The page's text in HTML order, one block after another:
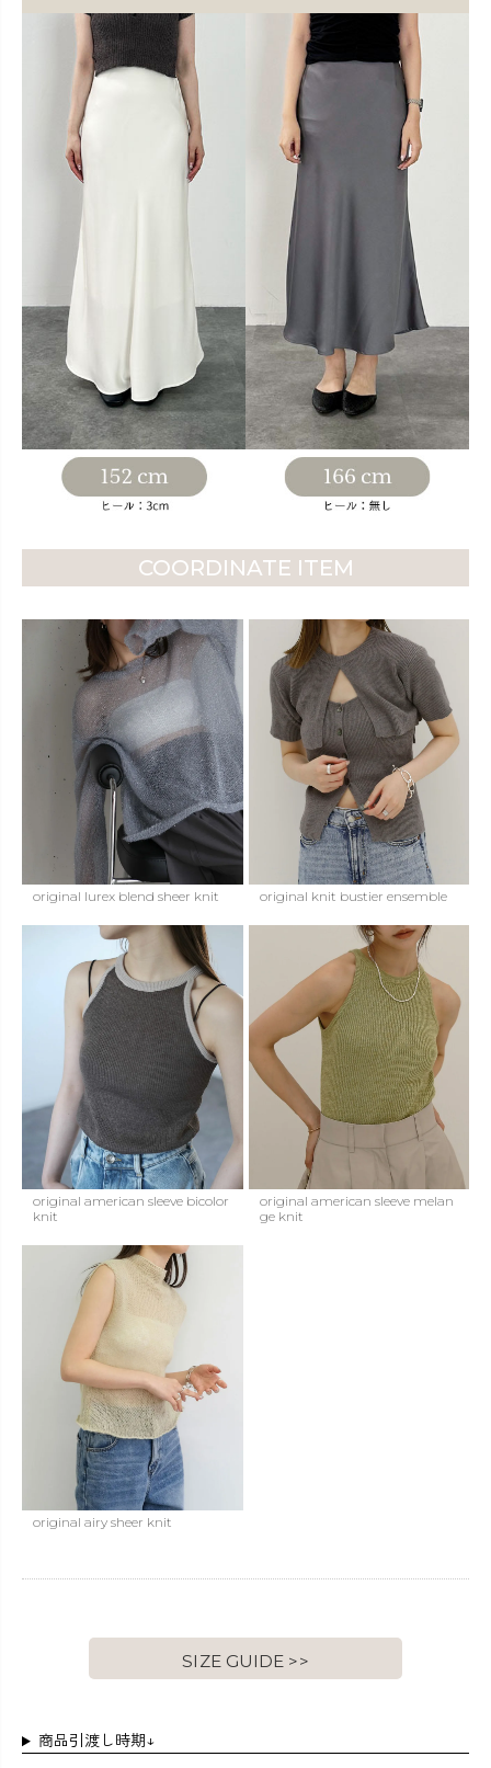
COORDINATE ITEM
original lurex blend sheer knit original knit bustier ensemble
original american sleeve bicolor
knit
original american sleeve melan
ge knit
original airy sheer knit
SIZE GUIDE >>
商品引渡し時期↓